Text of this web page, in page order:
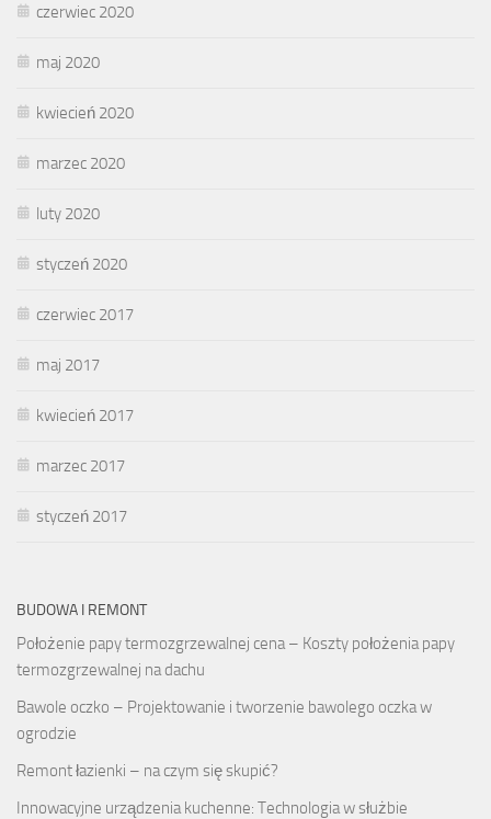
czerwiec 2020
maj 2020
kwiecień 2020
marzec 2020
luty 2020
styczeń 2020
czerwiec 2017
maj 2017
kwiecień 2017
marzec 2017
styczeń 2017
BUDOWA I REMONT
Położenie papy termozgrzewalnej cena – Koszty położenia papy
termozgrzewalnej na dachu
Bawole oczko – Projektowanie i tworzenie bawolego oczka w
ogrodzie
Remont łazienki – na czym się skupić?
Innowacyjne urządzenia kuchenne: Technologia w służbie